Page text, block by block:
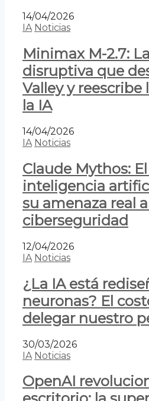
14/04/2026
IA Noticias
Minimax M-2.7:
disruptiva que
Valley y reescribe
la IA
14/04/2026
IA Noticias
Claude Mythos:
inteligencia
su amenaza real
ciberseguridad
12/04/2026
IA Noticias
¿La IA está
neuronas? El
delegar nuestro
30/03/2026
IA Noticias
OpenAI